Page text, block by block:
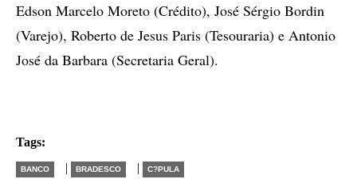
Edson Marcelo Moreto (Crédito), José Sérgio Bordin
(Varejo), Roberto de Jesus Paris (Tesouraria) e Antonio
José da Barbara (Secretaria Geral).
Tags:
BANCO | BRADESCO | C?PULA